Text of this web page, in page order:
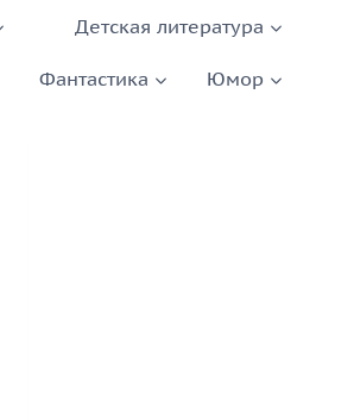
Детская литература
Фантастика Юмор